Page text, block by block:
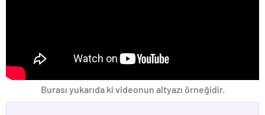
Burası yukarıda ki videonun altyazı örneğidir.